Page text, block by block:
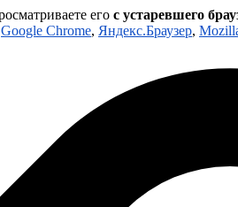
его с устаревшего
Google Chrome, Яндекс.Браузер,